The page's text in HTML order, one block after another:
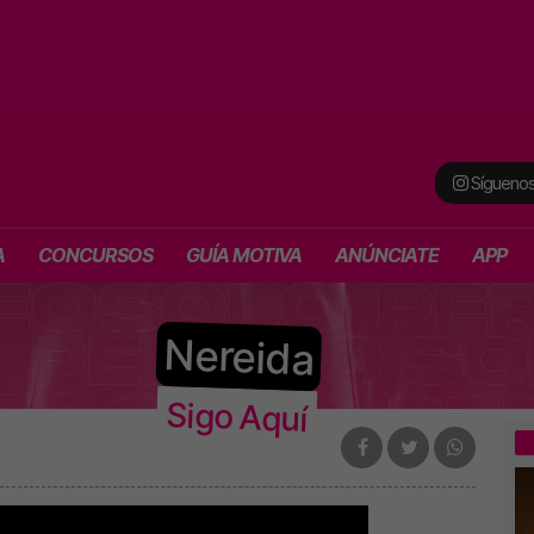
CONCURSOS GUÍA MOTIVA ANÚNCIATE APP
Nereida
Sigo Aquí